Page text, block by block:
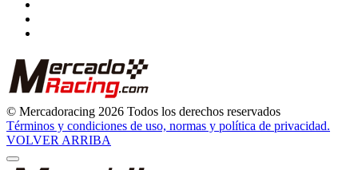
© Mercadoracing 2026 Todos los derechos reservados
Términos y condiciones de uso, normas y política de privacidad.
VOLVER ARRIBA